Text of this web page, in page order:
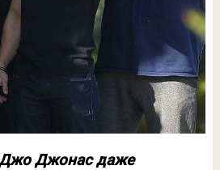
Джо Джонас даже